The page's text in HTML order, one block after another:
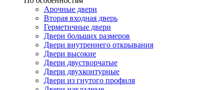
Арочные двери
Вторая входная дверь
Герметичные двери
Двери больших размеров
Двери внутреннего открывания
Двери высокие
Двери двустворчатые
Двери двухконтурные
Двери из гнутого профиля